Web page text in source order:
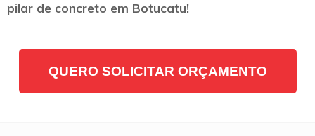
pilar de concreto em Botucatu!
QUERO SOLICITAR ORÇAMENTO